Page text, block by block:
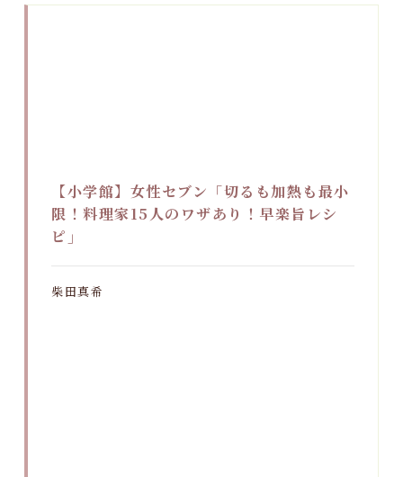
【小学館】女性セブン「切るも加熱も最小
限！料理家15人のワザあり！早楽旨レシ
ピ」
柴田真希